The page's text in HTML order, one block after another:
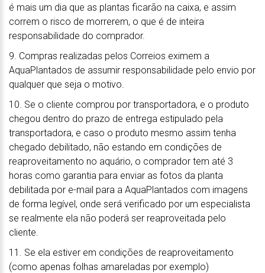
é mais um dia que as plantas ficarão na caixa, e assim
correm o risco de morrerem, o que é de inteira
responsabilidade do comprador.
9. Compras realizadas pelos Correios eximem a
AquaPlantados de assumir responsabilidade pelo envio por
qualquer que seja o motivo.
10. Se o cliente comprou por transportadora, e o produto
chegou dentro do prazo de entrega estipulado pela
transportadora, e caso o produto mesmo assim tenha
chegado debilitado, não estando em condições de
reaproveitamento no aquário, o comprador tem até 3
horas como garantia para enviar as fotos da planta
debilitada por e-mail para a AquaPlantados com imagens
de forma legível, onde será verificado por um especialista
se realmente ela não poderá ser reaproveitada pelo
cliente.
11. Se ela estiver em condições de reaproveitamento
(como apenas folhas amareladas por exemplo)